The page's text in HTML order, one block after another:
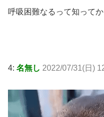
呼吸困難なるって知って
4: 名無し 2022/07/31(日)